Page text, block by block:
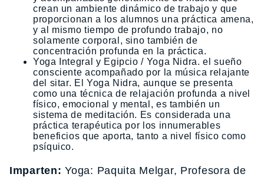
crean un ambiente dinámico de trabajo y que
proporcionan a los alumnos una práctica amena,
y al mismo tiempo de profundo trabajo, no
solamente corporal, sino también de
concentración profunda en la práctica.
Yoga Integral y Egipcio / Yoga Nidra. el sueño
consciente acompañado por la música relajante
del sitar. El Yoga Nidra, aunque se presenta
como una técnica de relajación profunda a nivel
físico, emocional y mental, es también un
sistema de meditación. Es considerada una
práctica terapéutica por los innumerables
beneficios que aporta, tanto a nivel físico como
psíquico.
Imparten: Yoga: Paquita Melgar, Profesora de